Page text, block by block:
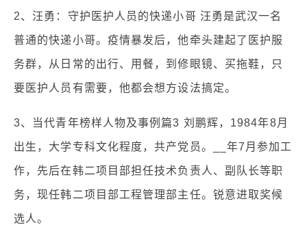
2、汪勇：守护医护人员的快递小哥 汪勇是武汉一名
普通的快递小哥。疫情暴发后，他牵头建起了医护服
务群，从日常的出行、用餐，到修眼镜、买拖鞋，只
要医护人员有需要，他都会想方设法搞定。
3、当代青年榜样人物及事例篇3 刘鹏辉，1984年8月
出生，大学专科文化程度，共产党员。__年7月参加工
作，先后在韩二项目部担任技术负责人、副队长等职
务，现任韩二项目部工程管理部主任。锐意进取奖候
选人。